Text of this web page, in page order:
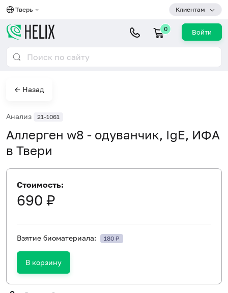
Тверь Клиентам
0 Войти
← Назад
Анализ 21-1061
Аллерген w8 - одуванчик, IgE, ИФА
в Твери
Стоимость:
690 ₽
Взятие биоматериала: 180 ₽
В корзину